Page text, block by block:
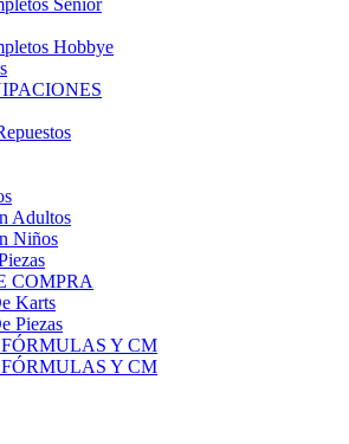
Hobbye
Adultos
Niños
COMPRA
Karts
Piezas
Y CM
Y CM